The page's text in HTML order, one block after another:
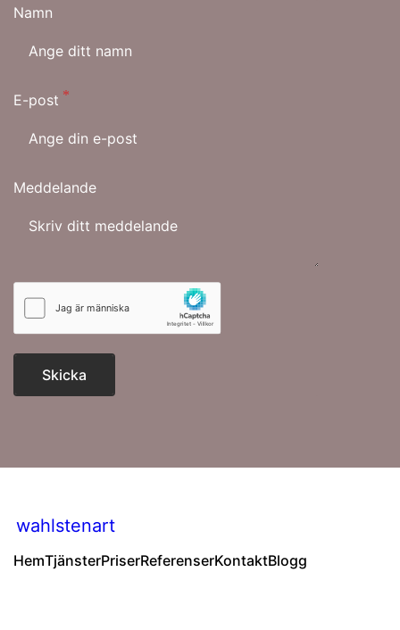
Namn
E-post
Meddelande
Skicka
wahlstenart
HemTjänsterPriserReferenserKontaktBlogg